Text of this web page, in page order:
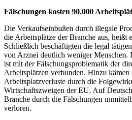
Fälschungen kosten 90.000
Die Verkaufseinbußen durch illegale
die Arbeitsplätze der Branche aus, heißt
Schließlich beschäftigten die legal
von Arznei deutlich weniger Menschen.
ist mit der Fälschungsproblematik der
Arbeitsplätzen verbunden. Hinzu kämen
Arbeitsplatzverluste durch die
Wirtschaftszweigen der EU. Auf
Branche durch die Fälschungen
verloren.